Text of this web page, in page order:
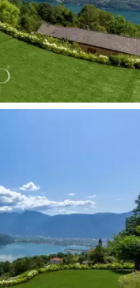
直接アクセス
テラスと広い庭
るエレガント
3 つのベッド
エリアが続き
、専用バスル
があり、他の 2
廊下に沿って